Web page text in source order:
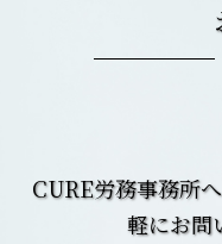
CURE労務事務所
軽にお問